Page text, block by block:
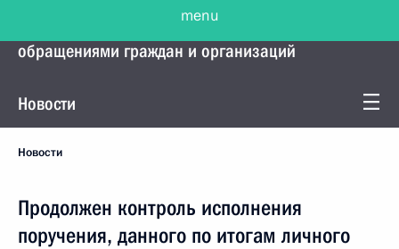
Управление Президента по работе с
обращениями граждан и организаций
Новости
Новости
Продолжен контроль исполнения
поручения, данного по итогам личного